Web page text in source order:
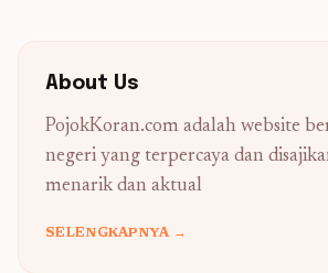
About Us
PojokKoran.com adalah website
negeri yang terpercaya dan
menarik dan aktual
SELENGKAPNYA →